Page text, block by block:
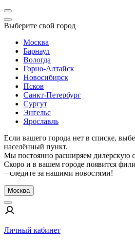
Выберите свой город
Москва
Барнаул
Вологда
Горно-Алтайск
Новосибирск
Псков
Санкт-Петербург
Сургут
Энгельс
Ярославль
Если вашего города нет в списке,
населённый пункт.
Мы постоянно расширяем дилерскую
Скоро и в вашем городе появится
– следите за нашими новостями!
Москва
Личный кабинет